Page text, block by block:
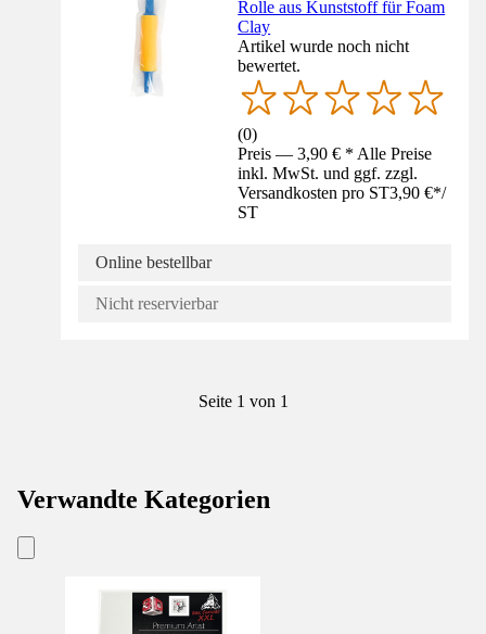
Rolle aus Kunststoff für Foam
Clay
Artikel wurde noch nicht
bewertet.
(0)
Preis — 3,90 € * Alle Preise
inkl. MwSt. und ggf. zzgl.
Versandkosten pro ST3,90 €*/
ST
Online bestellbar
Nicht reservierbar
Seite 1 von 1
Verwandte Kategorien